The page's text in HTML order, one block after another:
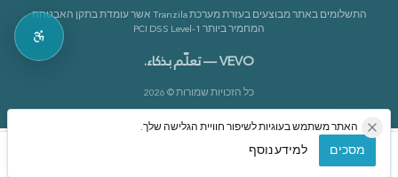
האתר משתמש בעוגיות לשיפור חוויית הגלישה שלך.
מסכים למידע נוסף
התשלומים באתר מבוצעים בעזרת מערכת Tranzila אשר עומדת בתקן האבטחה
המחמיר ביותר PCI DSS Level-1
VEVO — تعلّم بذكاء.
כל הזכויות שמורות © 2026
بدي أعرف عن القاموس 📘
الرئيسية